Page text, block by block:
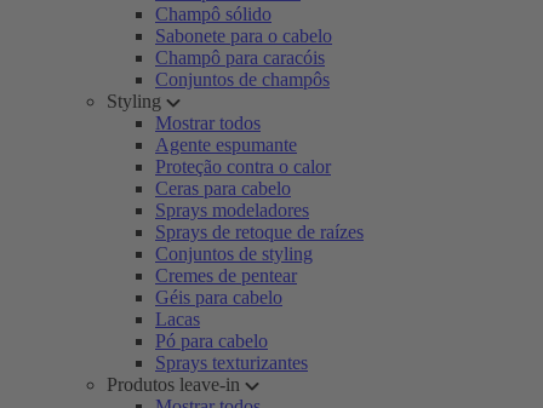
Champô sólido
Sabonete para o cabelo
Champô para caracóis
Conjuntos de champôs
Styling
Mostrar todos
Agente espumante
Proteção contra o calor
Ceras para cabelo
Sprays modeladores
Sprays de retoque de raízes
Conjuntos de styling
Cremes de pentear
Géis para cabelo
Lacas
Pó para cabelo
Sprays texturizantes
Produtos leave-in